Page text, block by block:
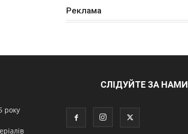
Реклама
року
СЛІДУЙТЕ ЗА НАМИ